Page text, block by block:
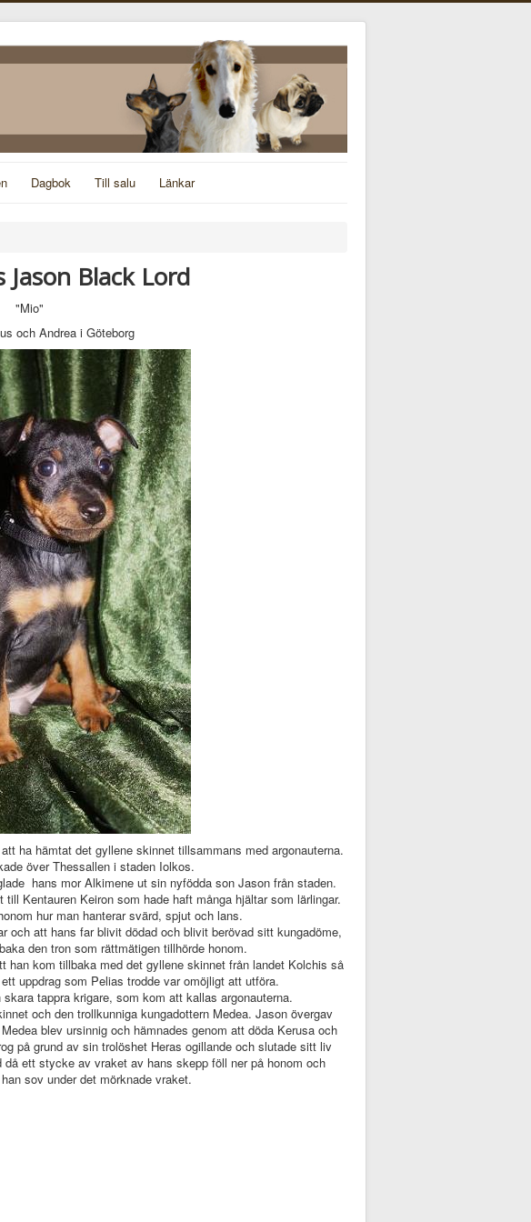
Dagbok Till salu Länkar
Black Lord
"Mio"
och Andrea i Göteborg
ha hämtat det gyllene skinnet tillsammans med argonauterna.
över Thessallen i staden Iolkos.
hans mor Alkimene ut sin nyfödda son Jason från staden.
Kentauren Keiron som hade haft många hjältar som lärlingar.
hur man hanterar svärd, spjut och lans.
och att hans far blivit dödad och blivit berövad sitt kungadöme,
den tron som rättmätigen tillhörde honom.
han kom tillbaka med det gyllene skinnet från landet Kolchis så
uppdrag som Pelias trodde var omöjligt att utföra.
tappra krigare, som kom att kallas argonauterna.
och den trollkunniga kungadottern Medea. Jason övergav
blev ursinnig och hämnades genom att döda Kerusa och
på grund av sin trolöshet Heras ogillande och slutade sitt liv
ett stycke av vraket av hans skepp föll ner på honom och
sov under det mörknade vraket.